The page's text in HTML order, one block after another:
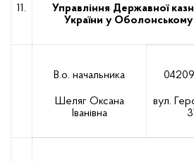
11.
Управління Державної
України у
В.о. начальника
Шеляг Оксана
Іванівна
вул.